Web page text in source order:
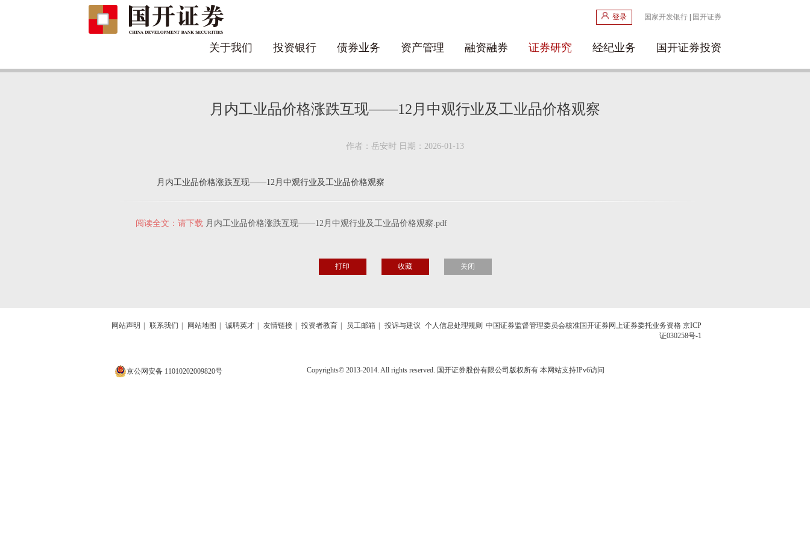
国家开发银行 国开证券
登录
关于我们 投资银行 债券业务 资产管理 融资融券 证券研究 经纪业务 国开证券投资
月内工业品价格涨跌互现——12月中观行业及工业品价格观察
作者：岳安时 日期：2026-01-13
月内工业品价格涨跌互现——12月中观行业及工业品价格观察
阅读全文：请下载 月内工业品价格涨跌互现——12月中观行业及工业品价格观察.pdf
打印 收藏 关闭
网站声明 联系我们 网站地图 诚聘英才 友情链接 投资者教育 员工邮箱 投诉与建议 个人信息处理规则 中国证券监督管理委员会核准国开证券网上证券委托业务资格 京ICP
证030258号-1
京公网安备 11010202009820号 Copyrights© 2013-2014. All rights reserved. 国开证券股份有限公司版权所有 本网站支持IPv6访问